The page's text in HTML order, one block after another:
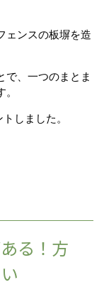
ェンスの板塀を造
で、一つのまとま
しました。
る！方